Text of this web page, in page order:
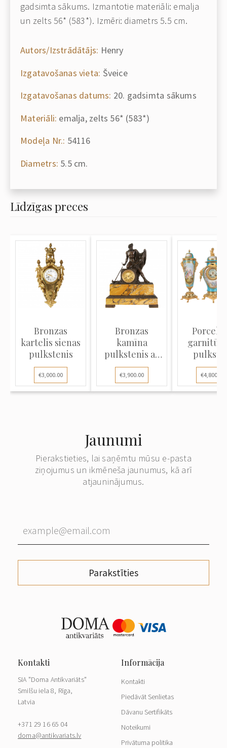
gadsimta sākums. Izmantotie materiāli: emalja
un zelts 56* (583*). Izmēri: diametrs 5.5 cm.
Autors/Izstrādātājs: Henry
Izgatavošanas vieta: Šveice
Izgatavošanas datums: 20. gadsimta sākums
Materiāli: emalja, zelts 56* (583*)
Modeļa Nr.: 54116
Diametrs: 5.5 cm.
Līdzīgas preces
Bronzas
kartelis sienas
pulkstenis
€3,000.00
Bronzas
kamīna
pulkstenis ar
marmoru
€3,900.00 €4,800.00
Jaunumi
Pierakstieties, lai saņēmtu mūsu e-pasta
ziņojumus un ikmēneša jaunumus, kā arī
atjauninājumus.
Parakstīties
SIA "Doma Antikvariāts"
Smilšu iela 8, Rīga,
Latvia
+371 29 16 65 04
doma@antikvariats.lv
Kontakti
Piedāvāt Senlietas
Dāvanu Sertifikāts
Noteikumi
Privātuma politika